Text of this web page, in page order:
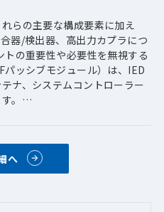
らの主要な構成要素に加え
器/検出器、高出力カプラにつ
の重要性や必要性を無視する
ッシブモジュール）は、IED
ナ、システムコントローラー
。
つの高出力信号を他のバンドに
。
のマルチバンドアンテナと信
で軽量なシステム
へ